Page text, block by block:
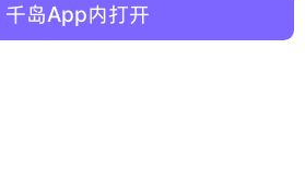
千岛App内打开